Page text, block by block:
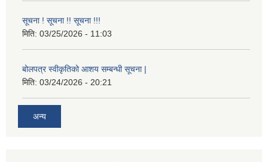
सूचना ! सूचना !! सूचना !!!
मिति: 03/25/2026 - 11:03
बोलपत्र स्वीकृतिको आशय सम्बन्धी सूचना |
मिति: 03/24/2026 - 20:21
अन्य